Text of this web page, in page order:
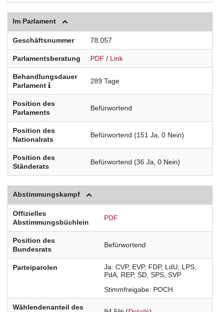
Im Parlament
Geschäftsnummer 78.057
Parlamentsberatung PDF / Link
Behandlungsdauer
Parlament
289 Tage
Position des
Parlaments
Befürwortend
Position des
Nationalrats
Befürwortend (151 Ja, 0 Nein)
Position des
Ständerats
Befürwortend (36 Ja, 0 Nein)
Abstimmungskampf
Offizielles
Abstimmungsbüchlein
PDF
Position des
Bundesrats
Befürwortend
Parteiparolen Ja CVP EVP FDP LdU
LPS
PdA REP SD SPS SVP
Stimmfreigabe POCH
Wählendenanteil des